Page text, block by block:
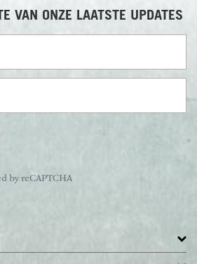
VAN ONZE LAATSTE UPDATES
by reCAPTCHA